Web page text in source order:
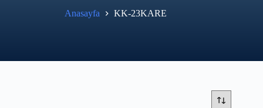
Anasayfa KK-23KARE